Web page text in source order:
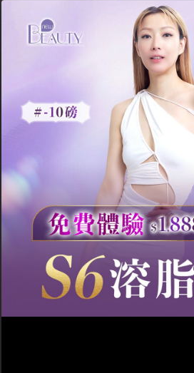
減肥瘦身從來都是
支出的計算遊戲，
收的熱量比支出的
經過飲食或做運動
果，也一定能瘦身
人的體重，脂肪比
都不盡相同，要清
的身體狀況，其實
身體檢查儀器。而
運動瘦身都好，最
人有否恆心去進行